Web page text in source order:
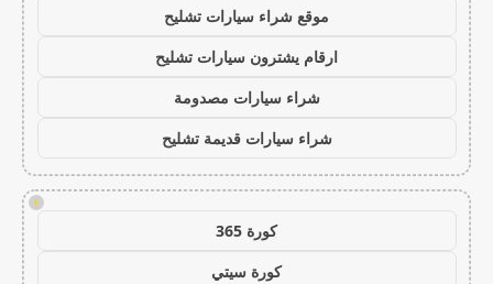
موقع شراء سيارات تشليح
ارقام يشترون سيارات تشليح
شراء سيارات مصدومة
شراء سيارات قديمة تشليح
!
كورة 365
كورة سيتي